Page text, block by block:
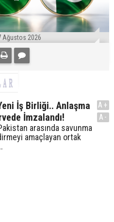
Ağustos 2026
İş Birliği.. Anlaşma
İmzalandı!
arasında savunma
amaçlayan ortak
A+
A-